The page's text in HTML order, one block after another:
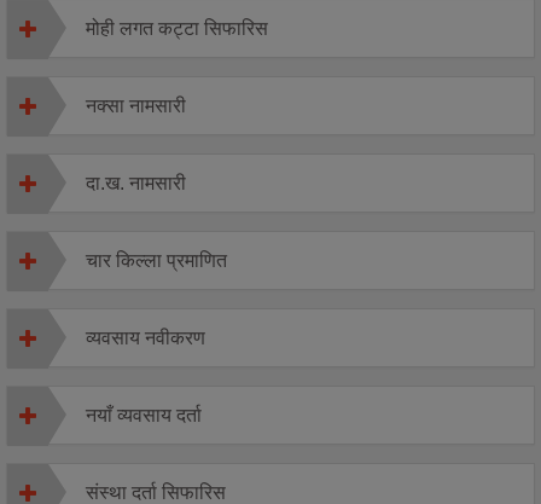
मोही लगत कट्टा सिफारिस
नक्सा नामसारी
दा.ख. नामसारी
चार किल्ला प्रमाणित
व्यवसाय नवीकरण
नयाँ व्यवसाय दर्ता
संस्था दर्ता सिफारिस